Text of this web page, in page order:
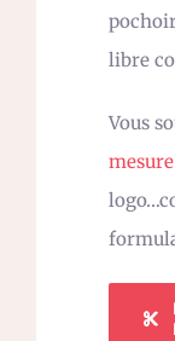
libre
Vous
mesure